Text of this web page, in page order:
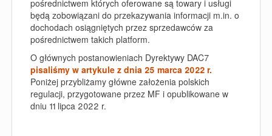
pośrednictwem których oferowane są towary i usługi
będą zobowiązani do przekazywania informacji m.in. o
dochodach osiągniętych przez sprzedawców za
pośrednictwem takich platform.
O głównych postanowieniach Dyrektywy DAC7
pisaliśmy w artykule z dnia 25 marca 2022 r.
Poniżej przybliżamy główne założenia polskich
regulacji, przygotowane przez MF i opublikowane w
dniu 11 lipca 2022 r.